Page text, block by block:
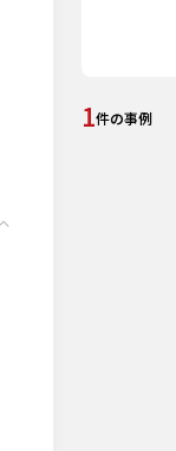
1件の事例